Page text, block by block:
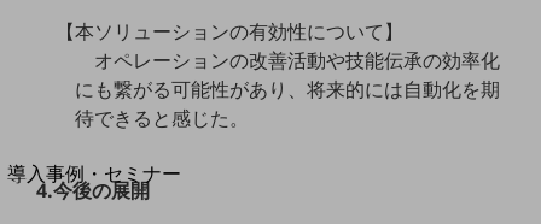
導入事例・セミナー
導入事例TOP
【本ソリューションの有効性について】
オペレーションの改善活動や技能伝承の効率化
にも繋がる可能性があり、将来的には自動化を期
待できると感じた。
4.今後の展開